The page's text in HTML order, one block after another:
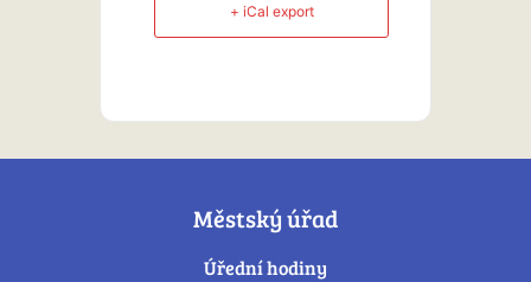
+ iCal export
Městský úřad
Úřední hodiny